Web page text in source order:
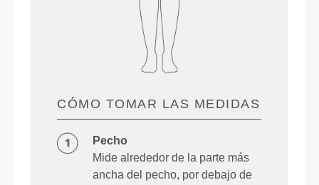
CÓMO TOMAR LAS MEDIDAS
Pecho
Mide alrededor de la parte más
ancha del pecho, por debajo de